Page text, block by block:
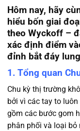
Hôm nay, hãy
hiểu bốn giai
theo Wyckoff –
xác định điểm
đỉnh bắt đáy
1. Tổng quan
Chu kỳ thị trường
bởi vì các tay to
gồm các bước gom
phân phối và loại bỏ